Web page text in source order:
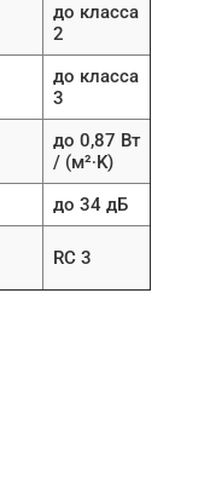
до класса
2
до класса
3
до 0,87 Вт
/ (м²∙K)
до 34 дБ
RC 3